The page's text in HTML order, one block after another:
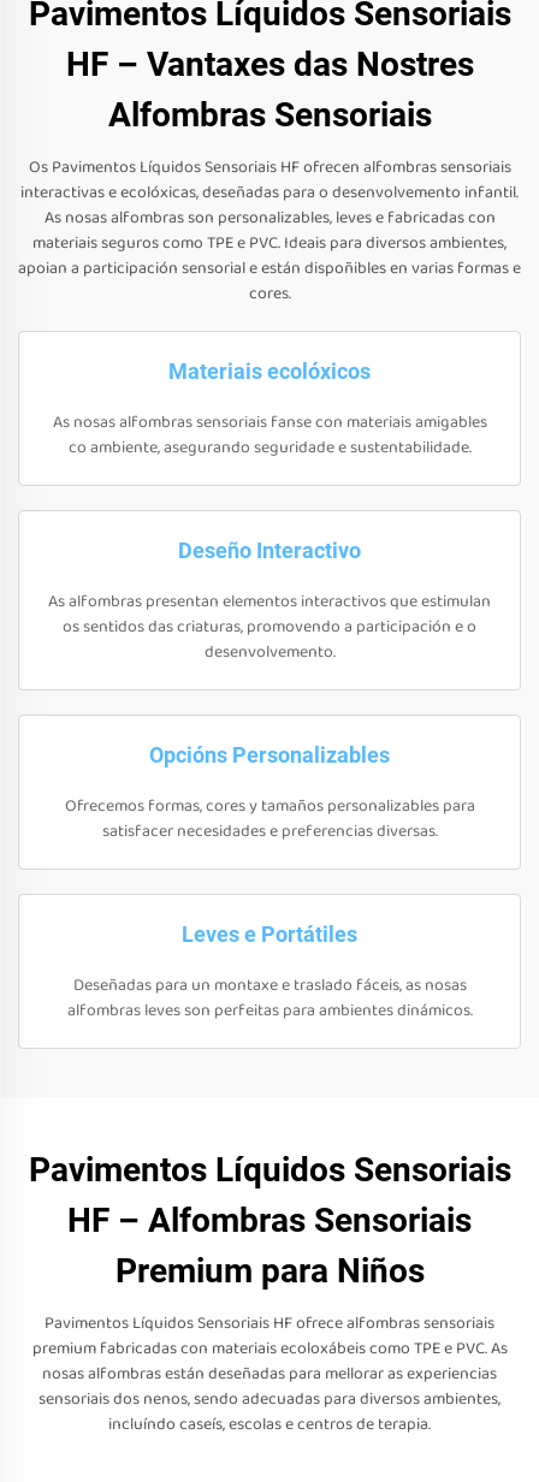
Pavimentos Líquidos Sensoriais
HF – Vantaxes das Nostres
Alfombras Sensoriais
Os Pavimentos Líquidos Sensoriais HF ofrecen alfombras sensoriais
interactivas e ecolóxicas, deseñadas para o desenvolvemento infantil.
As nosas alfombras son personalizables, leves e fabricadas con
materiais seguros como TPE e PVC. Ideais para diversos ambientes,
apoian a participación sensorial e están dispoñibles en varias formas e
cores.
Materiais ecolóxicos
As nosas alfombras sensoriais fanse con materiais amigables
co ambiente, asegurando seguridade e sustentabilidade.
Deseño Interactivo
As alfombras presentan elementos interactivos que estimulan
os sentidos das criaturas, promovendo a participación e o
desenvolvemento.
Opcións Personalizables
Ofrecemos formas, cores y tamaños personalizables para
satisfacer necesidades e preferencias diversas.
Leves e Portátiles
Deseñadas para un montaxe e traslado fáceis, as nosas
alfombras leves son perfeitas para ambientes dinámicos.
Pavimentos Líquidos Sensoriais
HF – Alfombras Sensoriais
Premium para Niños
Pavimentos Líquidos Sensoriais HF ofrece alfombras sensoriais
premium fabricadas con materiais ecoloxábeis como TPE e PVC. As
nosas alfombras están deseñadas para mellorar as experiencias
sensoriais dos nenos, sendo adecuadas para diversos ambientes,
incluíndo caseís, escolas e centros de terapia.